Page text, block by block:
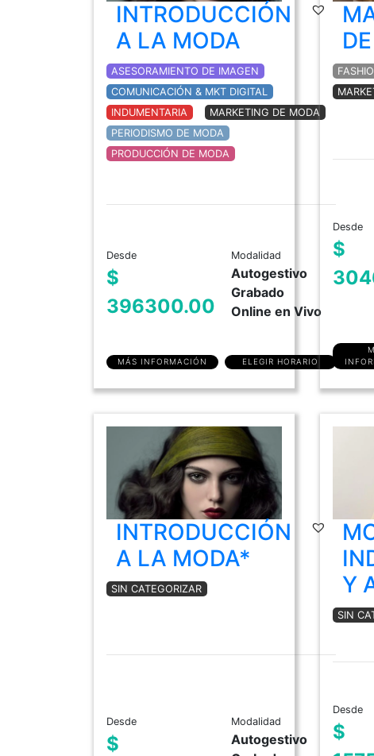
INTRODUCCIÓN
A LA MODA
ASESORAMIENTO DE IMAGEN
COMUNICACIÓN & MKT DIGITAL
INDUMENTARIA
MARKETING DE MODA
PERIODISMO DE MODA
PRODUCCIÓN DE MODA
Desde
$
396300.00
Modalidad
Autogestivo
Grabado
Online en Vivo
MÁS INFORMACIÓN ELEGIR HORARIO
Desde
$
INTRODUCCIÓN
A LA MODA*
SIN CATEGORIZAR
Desde
$
Modalidad
Autogestivo
Y
SIN
Desde
$